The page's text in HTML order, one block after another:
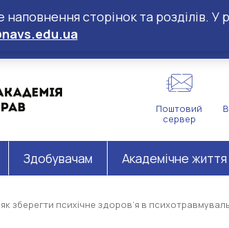
сторінок та розділів. У
Поштовий
сервер
Здобувачам Академічне життя
зберегти психічне здоров’я в